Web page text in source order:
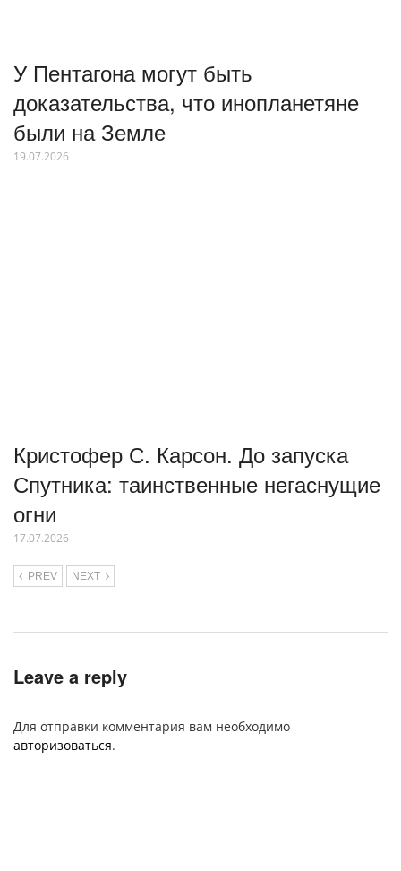
У Пентагона могут быть
доказательства, что инопланетяне
были на Земле
19.07.2026
Кристофер С. Карсон. До запуска
Спутника: таинственные негаснущие
огни
17.07.2026
PREV NEXT
Leave a reply
Для отправки комментария вам необходимо
авторизоваться.